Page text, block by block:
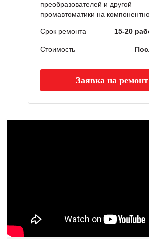
преобразователей и другой
промавтоматики на
Срок ремонта 15-20
Стоимость
Заявка на ремонт